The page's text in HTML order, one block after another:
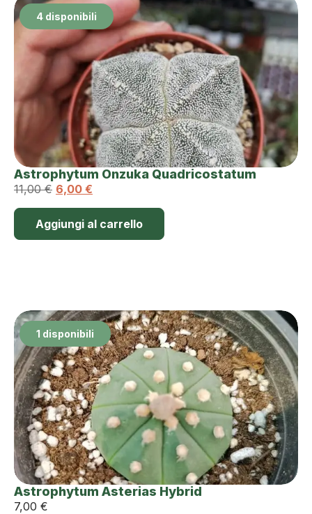
4 disponibili
Astrophytum Onzuka Quadricostatum
11,00€ 6,00 €
Aggiungi al carrello
1 disponibili
Astrophytum Asterias Hybrid
7,00 €